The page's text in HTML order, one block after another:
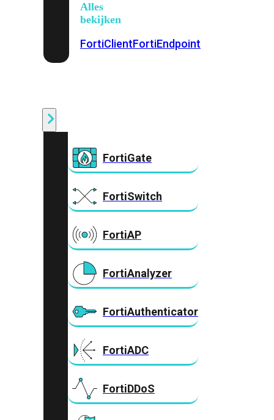
Alles
bekijken
FortiClientFortiEndpoint
FortiGate
FortiSwitch
FortiAP
FortiAnalyzer
FortiAuthenticator
FortiADC
FortiDDoS